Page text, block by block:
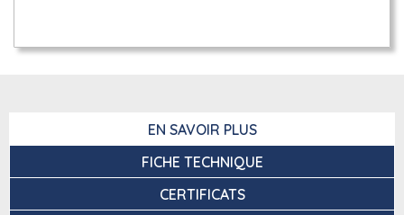
EN SAVOIR PLUS
FICHE TECHNIQUE
CERTIFICATS